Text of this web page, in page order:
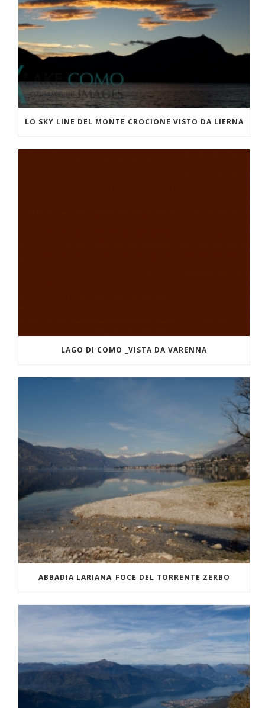
LO SKY LINE DEL MONTE CROCIONE VISTO DA LIERNA
LAGO DI COMO _VISTA DA VARENNA
ABBADIA LARIANA_FOCE DEL TORRENTE ZERBO